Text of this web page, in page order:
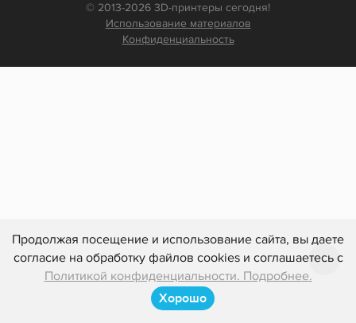
Продолжая посещение и использование сайта, вы даете
согласие на обработку файлов cookies и соглашаетесь с
Политикой конфиденциальности. Подробнее.
Хорошо
© 2013-2026 3D-принтеры сегодня!
Использование материалов
Конфиденциальность